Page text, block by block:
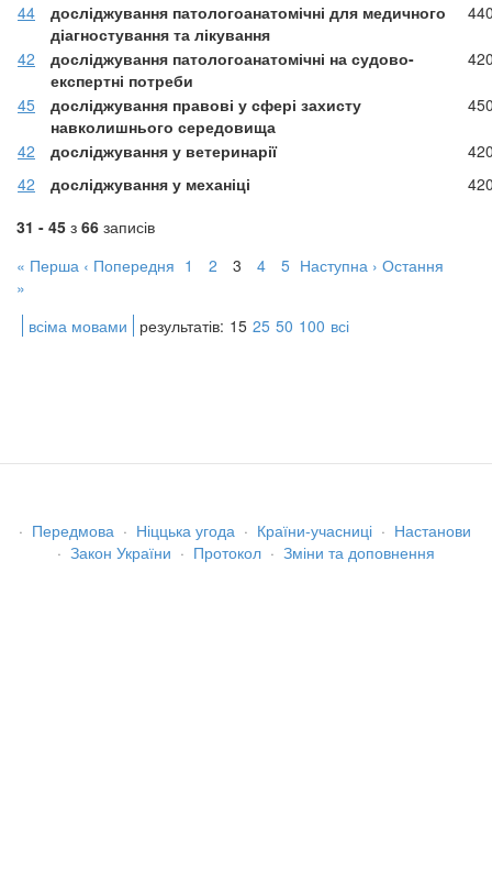
44
досліджування патологоанатомічні для медичного
діагностування та лікування
42
досліджування патологоанатомічні на судово-
експертні потреби
45
досліджування правові у сфері захисту
навколишнього середовища
42 досліджування у ветеринарії
42
досліджування у механіці
31 - 45 з 66 записів
« Перша ‹ Попередня 1 2 3 4 5 Наступна › Остання
»
всіма мовами
результатів: 15 25 50 100 всі
· Передмова · Ніццька угода · Країни-учасниці · Настанови
· Закон України · Протокол · Зміни та доповнення